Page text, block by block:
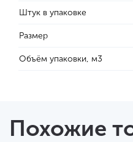
Штук в упаковке
Размер
Объём упаковки, м3
Похожие